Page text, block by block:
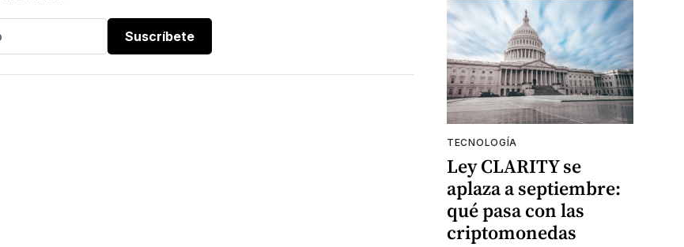
Suscríbete
TECNOLOGÍA
Ley CLARITY se
aplaza a septiembre:
qué pasa con las
criptomonedas